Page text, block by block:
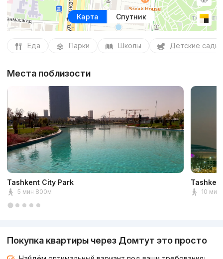
Карта Спутник
Еда Парки Школы Детские сады
Места поблизости
Tashkent City Park
5 мин 800м 10 мин
Покупка квартиры через Домтут это просто